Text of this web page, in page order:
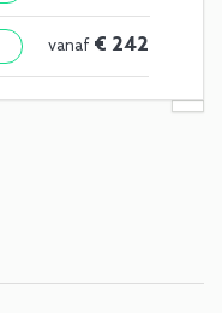
vanaf € 242